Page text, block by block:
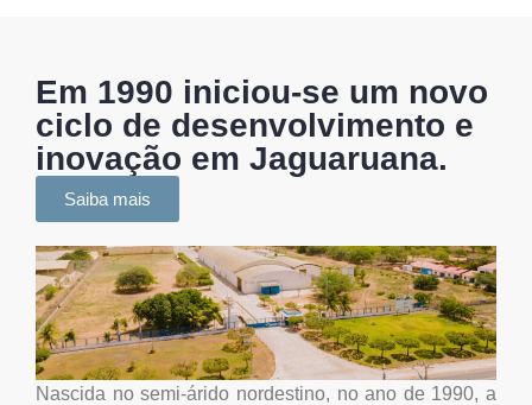
Em 1990 iniciou-se um novo
ciclo de desenvolvimento e
inovação em Jaguaruana.
Saiba mais
Nascida no semi-árido nordestino, no ano de 1990, a